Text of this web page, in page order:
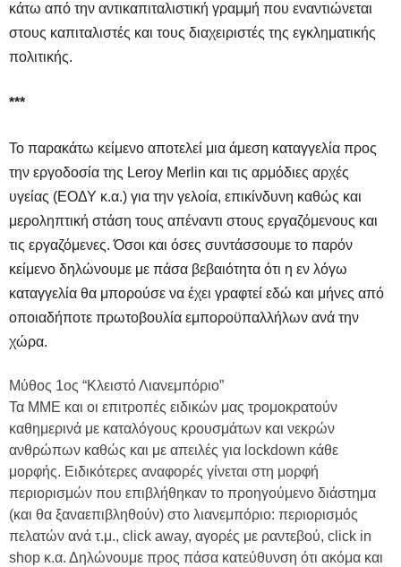
κάτω από την αντικαπιταλιστική γραμμή που εναντιώνεται
στους καπιταλιστές και τους διαχειριστές της εγκληματικής
πολιτικής.
***
Το παρακάτω κείμενο αποτελεί μια άμεση καταγγελία προς
την εργοδοσία της Leroy Merlin και τις αρμόδιες αρχές
υγείας (ΕΟΔΥ κ.α.) για την γελοία, επικίνδυνη καθώς και
μεροληπτική στάση τους απέναντι στους εργαζόμενους και
τις εργαζόμενες. Όσοι και όσες συντάσσουμε το παρόν
κείμενο δηλώνουμε με πάσα βεβαιότητα ότι η εν λόγω
καταγγελία θα μπορούσε να έχει γραφτεί εδώ και μήνες από
οποιαδήποτε πρωτοβουλία εμποροϋπαλλήλων ανά την
χώρα.
Μύθος 1ος “Κλειστό Λιανεμπόριο”
Τα ΜΜΕ και οι επιτροπές ειδικών μας τρομοκρατούν
καθημερινά με καταλόγους κρουσμάτων και νεκρών
ανθρώπων καθώς και με απειλές για lockdown κάθε
μορφής. Ειδικότερες αναφορές γίνεται στη μορφή
περιορισμών που επιβλήθηκαν το προηγούμενο διάστημα
(και θα ξαναεπιβληθούν) στο λιανεμπόριο: περιορισμός
πελατών ανά τ.μ., click away, αγορές με ραντεβού, click in
shop κ.α. Δηλώνουμε προς πάσα κατεύθυνση ότι ακόμα και